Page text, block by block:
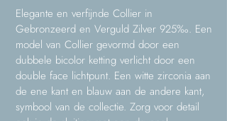
Elegante en verfijnde Collier in
Gebronzeerd en Verguld Zilver 925‰. Een
model van Collier gevormd door een
dubbele bicolor ketting verlicht door een
double face lichtpunt. Een witte zirconia aan
de ene kant en blauw aan de andere kant,
symbool van de collectie. Zorg voor detail